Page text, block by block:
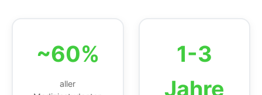
~60%
aller
1-3
Jahre